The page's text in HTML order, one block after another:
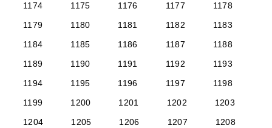
1174
1175 1176 1177
1178
1179
1180 1181 1182
1183
1184
1185 1186 1187
1188
1189
1190 1191 1192
1193
1194
1195 1196 1197
1198
1199
1200 1201 1202
1203
1204
1205 1206 1207
1208